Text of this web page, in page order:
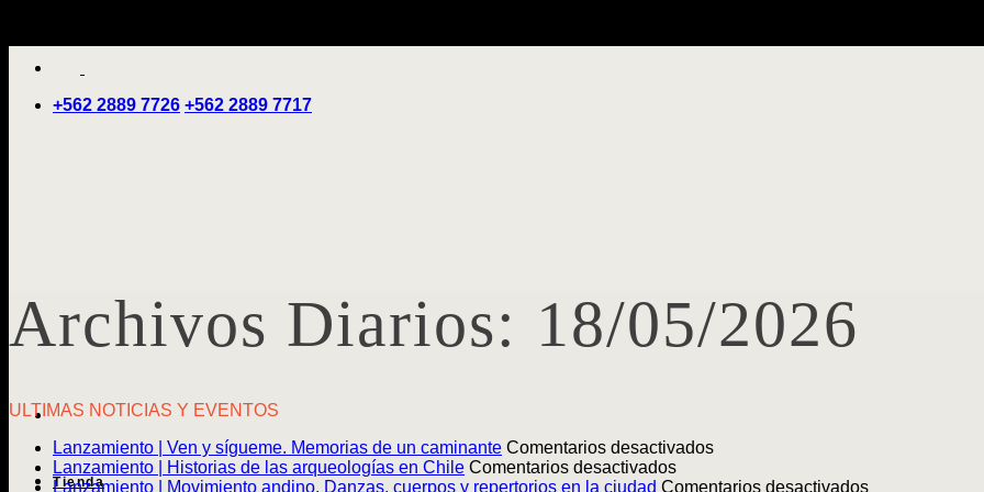
+562 2889 7726 +562 2889 7717
Tienda
Archivos Diarios: 18/05/2026
ULTIMAS NOTICIAS Y EVENTOS
Lanzamiento | Ven y sígueme. Memorias de un caminante Comentarios desactivadosen
|
Lanzamiento | Historias de las arqueologías en Chile Comentarios desactivadosen
Lanzamiento
Lanzamiento | Movimiento andino. Danzas, cuerpos y repertorios en la ciudad Comentarios desactivadosen